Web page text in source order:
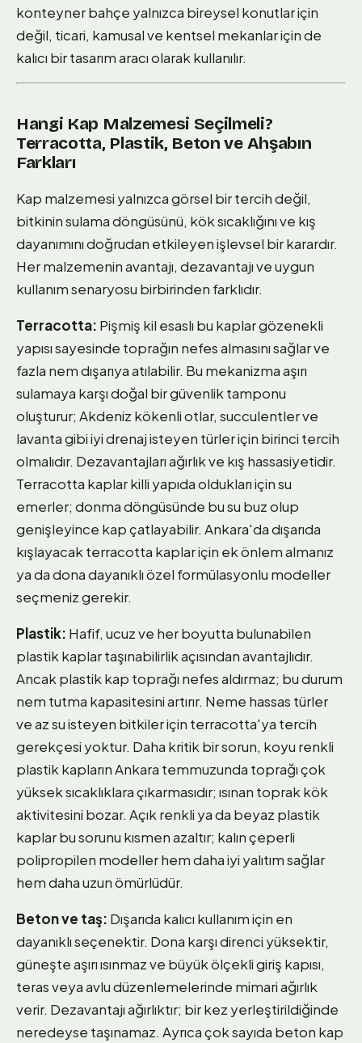
konteyner bahçe yalnızca bireysel konutlar için
değil, ticari, kamusal ve kentsel mekanlar için de
kalıcı bir tasarım aracı olarak kullanılır.
Hangi Kap Malzemesi Seçilmeli?
Terracotta, Plastik, Beton ve Ahşabın
Farkları
Kap malzemesi yalnızca görsel bir tercih değil,
bitkinin sulama döngüsünü, kök sıcaklığını ve kış
dayanımını doğrudan etkileyen işlevsel bir karardır.
Her malzemenin avantajı, dezavantajı ve uygun
kullanım senaryosu birbirinden farklıdır.
Terracotta: Pişmiş kil esaslı bu kaplar gözenekli
yapısı sayesinde toprağın nefes almasını sağlar ve
fazla nem dışarıya atılabilir. Bu mekanizma aşırı
sulamaya karşı doğal bir güvenlik tamponu
oluşturur; Akdeniz kökenli otlar, succulentler ve
lavanta gibi iyi drenaj isteyen türler için birinci tercih
olmalıdır. Dezavantajları ağırlık ve kış hassasiyetidir.
Terracotta kaplar killi yapıda oldukları için su
emerler; donma döngüsünde bu su buz olup
genişleyince kap çatlayabilir. Ankara'da dışarıda
kışlayacak terracotta kaplar için ek önlem almanız
ya da dona dayanıklı özel formülasyonlu modeller
seçmeniz gerekir.
Plastik: Hafif, ucuz ve her boyutta bulunabilen
plastik kaplar taşınabilirlik açısından avantajlıdır.
Ancak plastik kap toprağı nefes aldırmaz; bu durum
nem tutma kapasitesini artırır. Neme hassas türler
ve az su isteyen bitkiler için terracotta'ya tercih
gerekçesi yoktur. Daha kritik bir sorun, koyu renkli
plastik kapların Ankara temmuzunda toprağı çok
yüksek sıcaklıklara çıkarmasıdır; ısınan toprak kök
aktivitesini bozar. Açık renkli ya da beyaz plastik
kaplar bu sorunu kısmen azaltır; kalın çeperli
polipropilen modeller hem daha iyi yalıtım sağlar
hem daha uzun ömürlüdür.
Beton ve taş: Dışarıda kalıcı kullanım için en
dayanıklı seçenektir. Dona karşı direnci yüksektir,
güneşte aşırı ısınmaz ve büyük ölçekli giriş kapısı,
teras veya avlu düzenlemelerinde mimari ağırlık
verir. Dezavantajı ağırlıktır; bir kez yerleştirildiğinde
neredeyse taşınamaz. Ayrıca çok sayıda beton kap